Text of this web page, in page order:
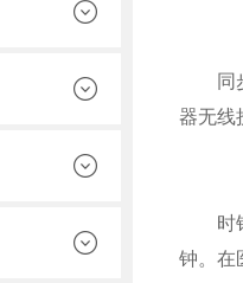
同步
器无线
时钟
钟。在